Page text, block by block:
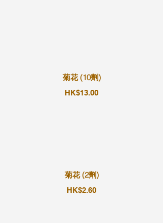
菊花 (10劑)
HK$13.00
菊花 (2劑)
HK$2.60